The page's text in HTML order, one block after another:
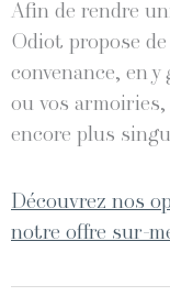
Afin de rendre
Odiot propose
convenance, en
ou vos
encore plus
Découvrez nos
notre offre sur-